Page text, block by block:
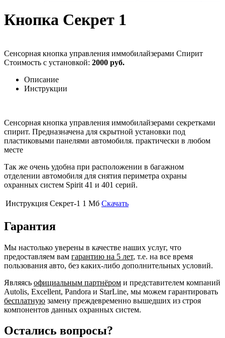
Кнопка Секрет 1
Сенсорная кнопка управления иммобилайзерами Спирит
Стоимость с установкой: 2000 руб.
Описание
Инструкции
Сенсорная кнопка управления иммобилайзерами секретками
спирит. Предназначена для скрытной установки под
пластиковыми панелями автомобиля. практически в любом
месте
Так же очень удобна при расположении в багажном
отделении автомобиля для снятия периметра охраны
охранных систем Spirit 41 и 401 серий.
Инструкция Секрет-1 1 Мб Скачать
Гарантия
Мы настолько уверены в качестве наших услуг, что
предоставляем вам гарантию на 5 лет, т.е. на все время
пользования авто, без каких-либо дополнительных условий.
Являясь официальным партнёром и представителем компаний
Autolis, Excellent, Pandora и StarLine, мы можем гарантировать
бесплатную замену преждевременно вышедших из строя
компонентов данных охранных систем.
Остались вопросы?